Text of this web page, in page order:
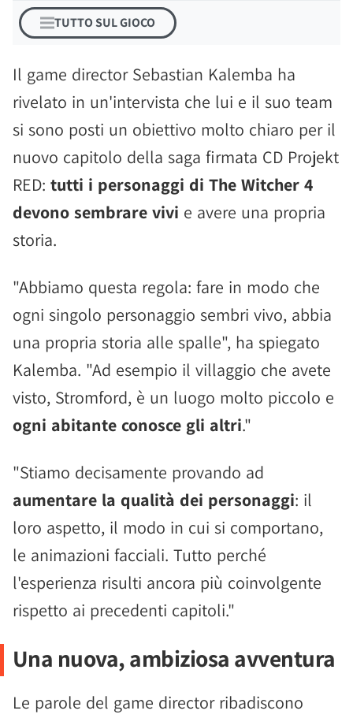
TUTTO SUL GIOCO
Il game director Sebastian Kalemba ha
rivelato in un'intervista che lui e il suo team
si sono posti un obiettivo molto chiaro per il
nuovo capitolo della saga firmata CD Projekt
RED: tutti i personaggi di The Witcher 4
devono sembrare vivi e avere una propria
storia.
"Abbiamo questa regola: fare in modo che
ogni singolo personaggio sembri vivo, abbia
una propria storia alle spalle", ha spiegato
Kalemba. "Ad esempio il villaggio che avete
visto, Stromford, è un luogo molto piccolo e
ogni abitante conosce gli altri."
"Stiamo decisamente provando ad
aumentare la qualità dei personaggi: il
loro aspetto, il modo in cui si comportano,
le animazioni facciali. Tutto perché
l'esperienza risulti ancora più coinvolgente
rispetto ai precedenti capitoli."
Una nuova, ambiziosa avventura
Le parole del game director ribadiscono